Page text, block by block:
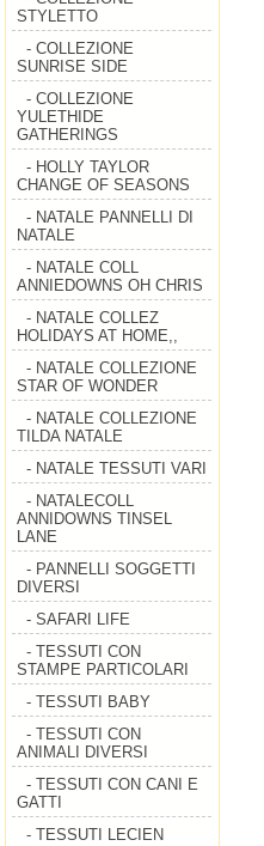
STYLETTO
- COLLEZIONE
SUNRISE SIDE
- COLLEZIONE
YULETHIDE
GATHERINGS
- HOLLY TAYLOR
CHANGE OF SEASONS
- NATALE PANNELLI DI
NATALE
- NATALE COLL
ANNIEDOWNS OH CHRIS
- NATALE COLLEZ
HOLIDAYS AT HOME,,
- NATALE COLLEZIONE
STAR OF WONDER
- NATALE COLLEZIONE
TILDA NATALE
- NATALE TESSUTI VARI
- NATALECOLL
ANNIDOWNS TINSEL
LANE
- PANNELLI SOGGETTI
DIVERSI
- SAFARI LIFE
- TESSUTI CON
STAMPE PARTICOLARI
- TESSUTI BABY
- TESSUTI CON
ANIMALI DIVERSI
- TESSUTI CON CANI E
GATTI
- TESSUTI LECIEN